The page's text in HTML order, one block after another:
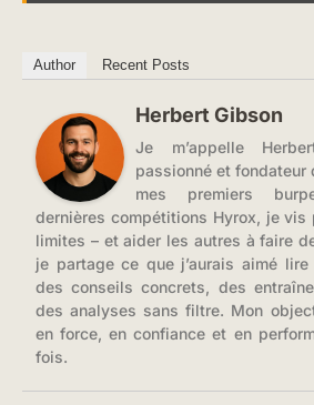
Author Recent Posts
Herbert Gibson
Je m’appelle
passionné et fondateur
mes premiers
dernières compétitions Hyrox, je vis
limites – et aider les autres à faire
je partage ce que j’aurais aimé
des conseils concrets, des
des analyses sans filtre. Mon
en force, en confiance et en
fois.